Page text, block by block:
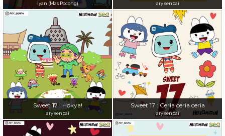
Iyan (Mas Pocong) ary senpai
Sweet 17 : Hokya!
ary senpai
Sweet 17 : Ceria ceria ceria
ary senpai